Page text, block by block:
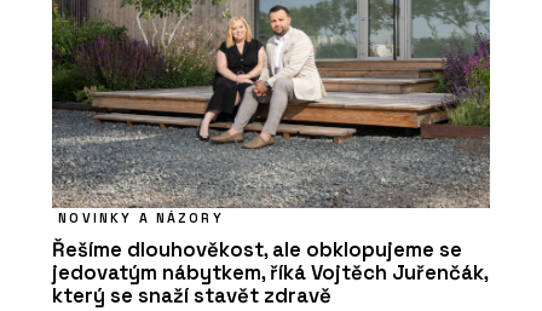
NOVINKY A NÁZORY
Řešíme dlouhověkost, ale obklopujeme se
jedovatým nábytkem, říká Vojtěch Juřenčák,
který se snaží stavět zdravě